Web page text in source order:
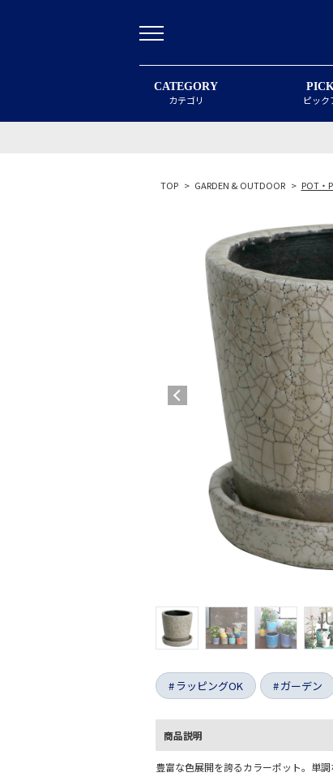
CATEGORY
カテゴリ ピック
TOP > GARDEN & OUTDOOR > POT・
ラッピングOK ガーデン
商品説明
豊富な色展開を誇るカラーポット。単